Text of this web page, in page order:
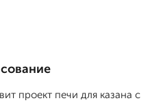
проект печи для казана с